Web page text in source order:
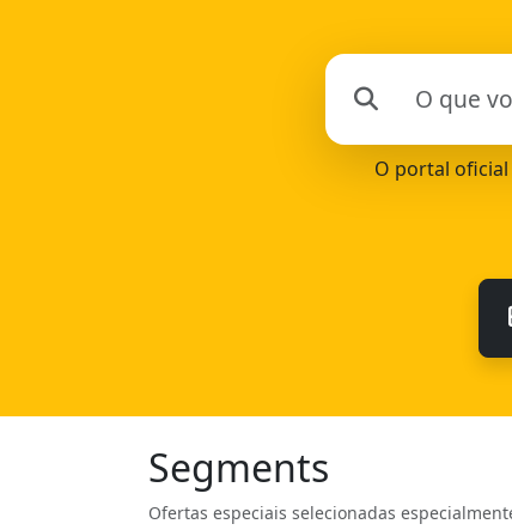
O portal oficial
Segments
Ofertas especiais selecionadas